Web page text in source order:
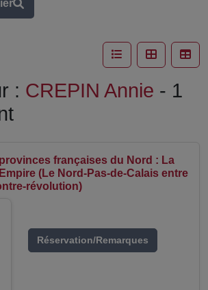
: CREPIN Annie - 1
françaises du Nord : La
(Le Nord-Pas-de-Calais entre
révolution)
Réservation/Remarques